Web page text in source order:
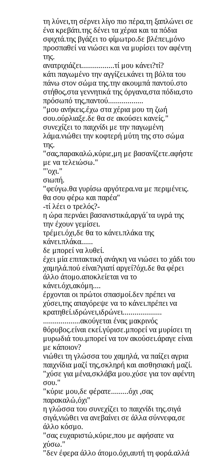
τη λύνει,τη σέρνει λίγο πιο πέρα,τη ξαπλώνει σε
ένα κρεβάτι.της δένει τα χέρια και τα πόδια
σφιχτά.της βγάζει το φίμωτρο.δε βλέπει,μόνο
προσπαθεί να νιώσει και να μυρίσει τον αφέντη
της.
ανατριχιάζει.................τί μου κάνει?τί?
κάτι παγωμένο την αγγίζει.κάνει τη βόλτα του
πάνω στον σώμα της.την ακουμπά παντού.στο
στήθος,στα γεννητικά της όργανα,στα πόδια,στο
πρόσωπό της,παντού..................
"μου ανήκεις.έχω στα χέρια μου τη ζωή
σου.ούρλιαξε.δε θα σε ακούσει κανείς."
συνεχίζει το παιχνίδι με την παγωμένη
λάμα.νιώθει την κοφτερή μύτη της στο σώμα
της.
"σας,παρακαλώ,κύριε,μη με βασανίζετε.αφήστε
με να τελειώσω."
"'οχι."
σιωπή.
"φεύγω.θα γυρίσω αργότερα.να με περιμένεις.
θα σου φέρω και παρέα"
-τί λέει ο τρελός?-
η ώρα περνάει βασανιστικά,αργά΄τα υγρά της
την έχουν γεμίσει.
τρέμει.όχι,δε θα το κάνει.πλάκα της
κάνει.πλάκα......
δε μπορεί να λυθεί.
έχει μία επιτακτική ανάγκη να νιώσει το χάδι του
χαμηλά.πού είναι?γιατί αργεί?όχι.δε θα φέρει
άλλο άτομο.αποκλείεται να το
κάνει.όχι,ακόμη....
έρχονται οι πρώτοι σπασμοί.δεν πρέπει να
χύσει,της απαγόρεψε να το κάνει.πρέπει να
κρατηθεί.ιδρώνει,ιδρώνει....................
...................ακούγεται ένας μακρινός
θόρυβος.είναι εκεί.γύρισε.μπορεί να μυρίσει τη
μυρωδιά του.μπορεί να τον ακούσει.άραγε είναι
με κάποιον?
νιώθει τη γλώσσα του χαμηλά, να παίζει αγρια
παιχνίδια μαζί της,σκληρή και αισθησιακή μαζί.
"χύσε για μένα,σκλάβα μου.χύσε για τον αφέντη
σου."
"κύριε μου,δε φέρατε.........όχι ,σας
παρακαλώ,όχι"
η γλώσσα του συνεχίζει το παιχνίδι της.σιγά
σιγά,νιώθει να ανεβαίνει σε άλλα σύννεφα,σε
άλλο κόσμο.
"σας ευχαριστώ,κύριε,που με αφήσατε να
χύσω."
"δεν έφερα άλλο άτομο.όχι,αυτή τη φορά.αλλά